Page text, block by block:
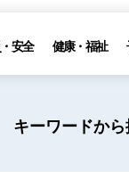
安全 健康・福祉
キーワードか